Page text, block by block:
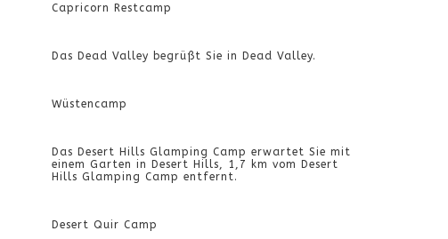
Capricorn Restcamp
Das Dead Valley begrüßt Sie in Dead Valley.
Wüstencamp
Das Desert Hills Glamping Camp erwartet Sie mit
einem Garten in Desert Hills, 1,7 km vom Desert
Hills Glamping Camp entfernt.
Desert Quir Camp